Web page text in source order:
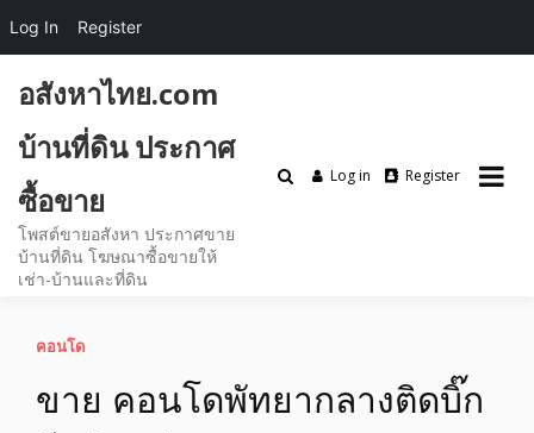
content
อสังหาไทย.com
บ้านที่ดิน ประกาศ
ซื้อขาย
โพสต์ขายอสังหา ประกาศขาย
บ้านที่ดิน โฆษณาซื้อขายให้
เช่า-บ้านและที่ดิน
Log in Register
คอนโด
ขาย คอนโดพัทยากลางติดบิ๊ก
Log In Register